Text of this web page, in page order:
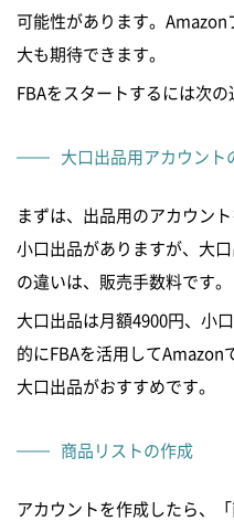
可能性があります。
大も期待できます。
FBAをスタートするには次の
大口出品用アカウント
まずは、出品用のアカウン
小口出品がありますが、大
の違いは、販売手数料です。
大口出品は月額4900円、小
的にFBAを活用してAmazon
大口出品がおすすめです。
商品リストの作成
アカウントを作成したら、